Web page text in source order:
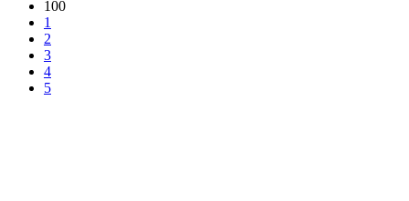
100
1
2
3
4
5